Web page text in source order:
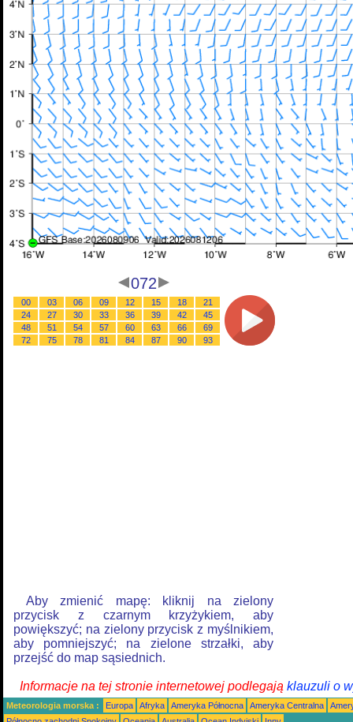
072
00 03 06 09 12 15 18
21
24
27 30 33 36 39 42
45
48
51 54 57 60 63 66
69
72
75 78 81 84 87 90 93
Aby zmienić mapę: kliknij na zielony
przycisk z czarnym krzyżykiem, aby
powiększyć; na zielony przycisk z myślnikiem,
aby pomniejszyć; na zielone strzałki, aby
przejść do map sąsiednich.
Informacje na tej stronie internetowej podlegają klauzuli o
Meteorologia morska : Europa Afryka Ameryka Północna Ameryka Centralna